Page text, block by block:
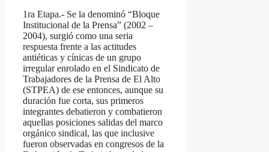
1ra Etapa.- Se la denominó “Bloque
Institucional de la Prensa” (2002 –
2004), surgió como una seria
respuesta frente a las actitudes
antiéticas y cínicas de un grupo
irregular enrolado en el Sindicato de
Trabajadores de la Prensa de El Alto
(STPEA) de ese entonces, aunque su
duración fue corta, sus primeros
integrantes debatieron y combatieron
aquellas posiciones salidas del marco
orgánico sindical, las que inclusive
fueron observadas en congresos de la